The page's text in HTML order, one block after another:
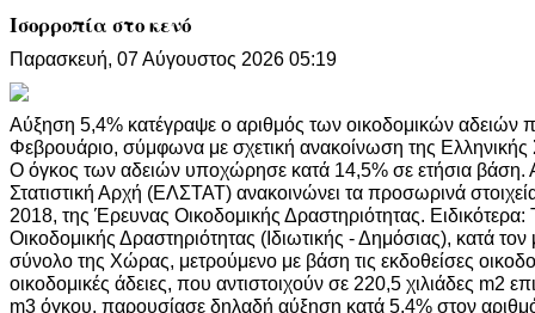
Ισορροπία στο κενό
Παρασκευή, 07 Αύγουστος 2026 05:19
Αύξηση 5,4% κατέγραψε ο αριθμός των οικοδομικών αδειών
Φεβρουάριο, σύμφωνα με σχετική ανακοίνωση της
Ο όγκος των αδειών υποχώρησε κατά 14,5% σε ετήσια βάση.
Στατιστική Αρχή (ΕΛΣΤΑΤ) ανακοινώνει τα προσωρινά
2018, της Έρευνας Οικοδομικής Δραστηριότητας. Ειδικότερα:
Οικοδομικής Δραστηριότητας (Ιδιωτικής - Δημόσιας), κατά
σύνολο της Χώρας, μετρούμενο με βάση τις εκδοθείσες
οικοδομικές άδειες, που αντιστοιχούν σε 220,5 χιλιάδες m2
m3 όγκου, παρουσίασε δηλαδή αύξηση κατά 5,4% στον